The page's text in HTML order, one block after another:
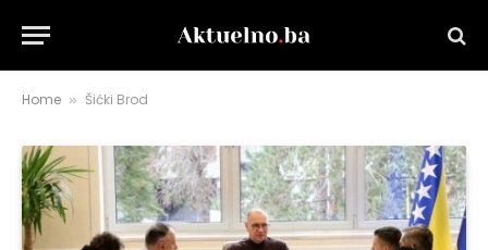
Home » Šićki Brod